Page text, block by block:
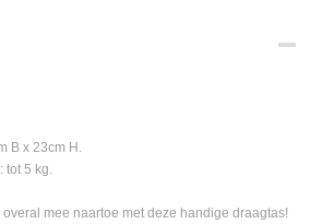
B x 23cm H.
tot 5 kg.
mee naartoe met deze handige draagtas!